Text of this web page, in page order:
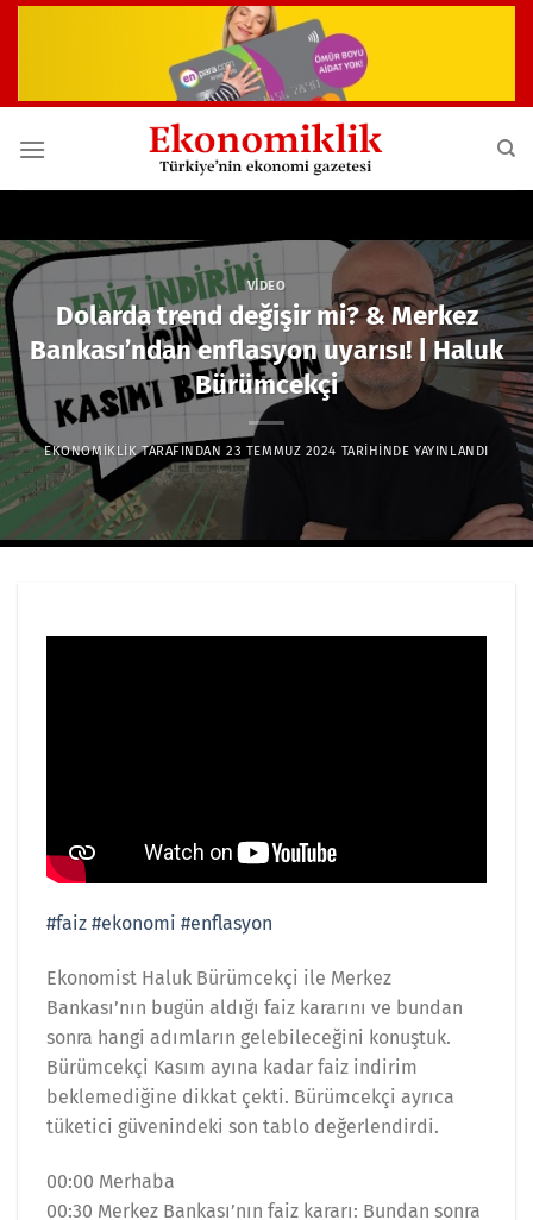
VIDEO
Dolarda trend değişir mi? & Merkez
Bankası’ndan enflasyon uyarısı! | Haluk
Bürümcekçi
EKONOMIKLIKTARAFINDAN 23 TEMMUZ 2024 TARIHINDE YAYINLANDI
#faiz #ekonomi #enflasyon
Ekonomist Haluk Bürümcekçi ile Merkez
Bankası’nın bugün aldığı faiz kararını ve bundan
sonra hangi adımların gelebileceğini konuştuk.
Bürümcekçi Kasım ayına kadar faiz indirim
beklemediğine dikkat çekti. Bürümcekçi ayrıca
tüketici güvenindeki son tablo değerlendirdi.
00:00 Merhaba
00:30 Merkez Bankası’nın faiz kararı: Bundan sonra